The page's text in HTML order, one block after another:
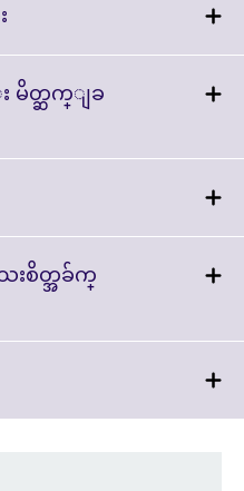
ည္း
More
information
တ္ဆက္ျခ
More
information
းစိတ္အခ်က္